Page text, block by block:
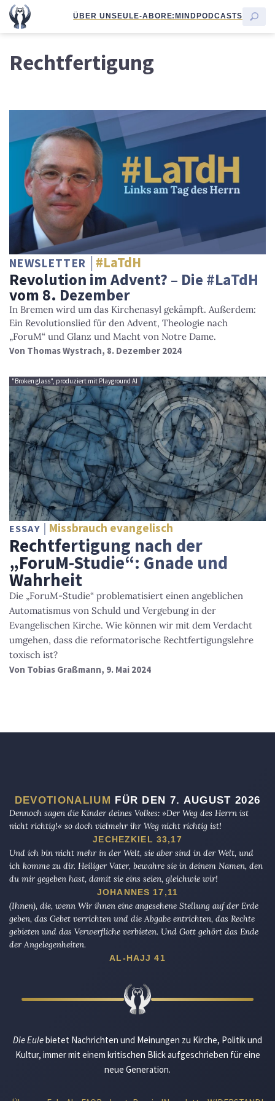
ÜBER UNSEULE-ABORE:MINDPODCASTS
Rechtfertigung
NEWSLETTER #LaTdH
Revolution im Advent? – Die #LaTdH
vom 8. Dezember
In Bremen wird um das Kirchenasyl gekämpft. Außerdem:
Ein Revolutionslied für den Advent, Theologie nach
„ForuM“ und Glanz und Macht von Notre Dame.
Von Thomas Wystrach, 8. Dezember 2024
"Broken glass", produziert mit Playground AI
ESSAY Missbrauch evangelisch
Rechtfertigung nach der
„ForuM-Studie“: Gnade und
Wahrheit
Die „ForuM-Studie“ problematisiert einen angeblichen
Automatismus von Schuld und Vergebung in der
Evangelischen Kirche. Wie können wir mit dem Verdacht
umgehen, dass die reformatorische Rechtfertigungslehre
toxisch ist?
Von Tobias Graßmann, 9. Mai 2024
DEVOTIONALIUM FÜR DEN 7. AUGUST 2026
Dennoch sagen die Kinder deines Volkes: »Der Weg des Herrn ist
nicht richtig!« so doch vielmehr ihr Weg nicht richtig ist!
JECHEZKIEL 33,17
Und ich bin nicht mehr in der Welt, sie aber sind in der Welt, und
ich komme zu dir. Heiliger Vater, bewahre sie in deinem Namen, den
du mir gegeben hast, damit sie eins seien, gleichwie wir!
JOHANNES 17,11
(Ihnen), die, wenn Wir ihnen eine angesehene Stellung auf der Erde
geben, das Gebet verrichten und die Abgabe entrichten, das Rechte
gebieten und das Verwerfliche verbieten. Und Gott gehört das Ende
der Angelegenheiten.
AL-HAJJ 41
Die Eulebietet Nachrichten und Meinungen zu Kirche, Politik und
Kultur, immer mit einem kritischen Blick aufgeschrieben für eine
neue Generation.